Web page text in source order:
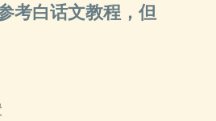
考白话文教程，但